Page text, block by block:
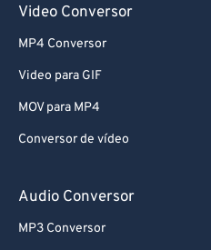
Video Conversor
MP4 Conversor
Video para GIF
MOV para MP4
Conversor de vídeo
Audio Conversor
MP3 Conversor